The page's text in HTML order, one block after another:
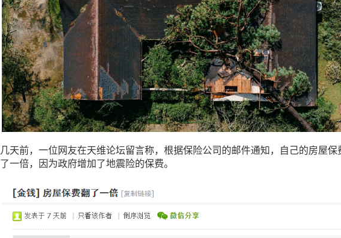
几天前，一位网友在天维论坛留言称，根据保险公司的邮件通知，自己的房屋保
了一倍，因为政府增加了地震险的保费。